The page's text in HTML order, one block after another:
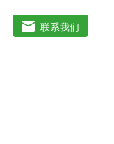
1000ml/瓶保存：-
冻：采用逐步解冻
淀的产生使血清质
联系我们